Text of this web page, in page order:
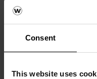
Consent
This website uses
Pe tot parcursul
cele mai bune
fost utilizate